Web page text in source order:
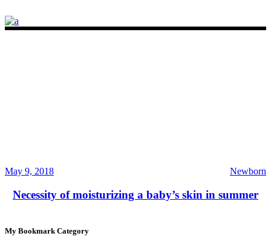
May 9, 2018 Newborn
Necessity of moisturizing a baby’s skin in summer
My Bookmark Category